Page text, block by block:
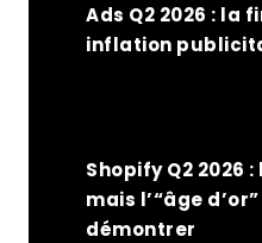
Ads Q2 2026 : la
inflation
Shopify Q2 2026
mais l’“âge
démontrer